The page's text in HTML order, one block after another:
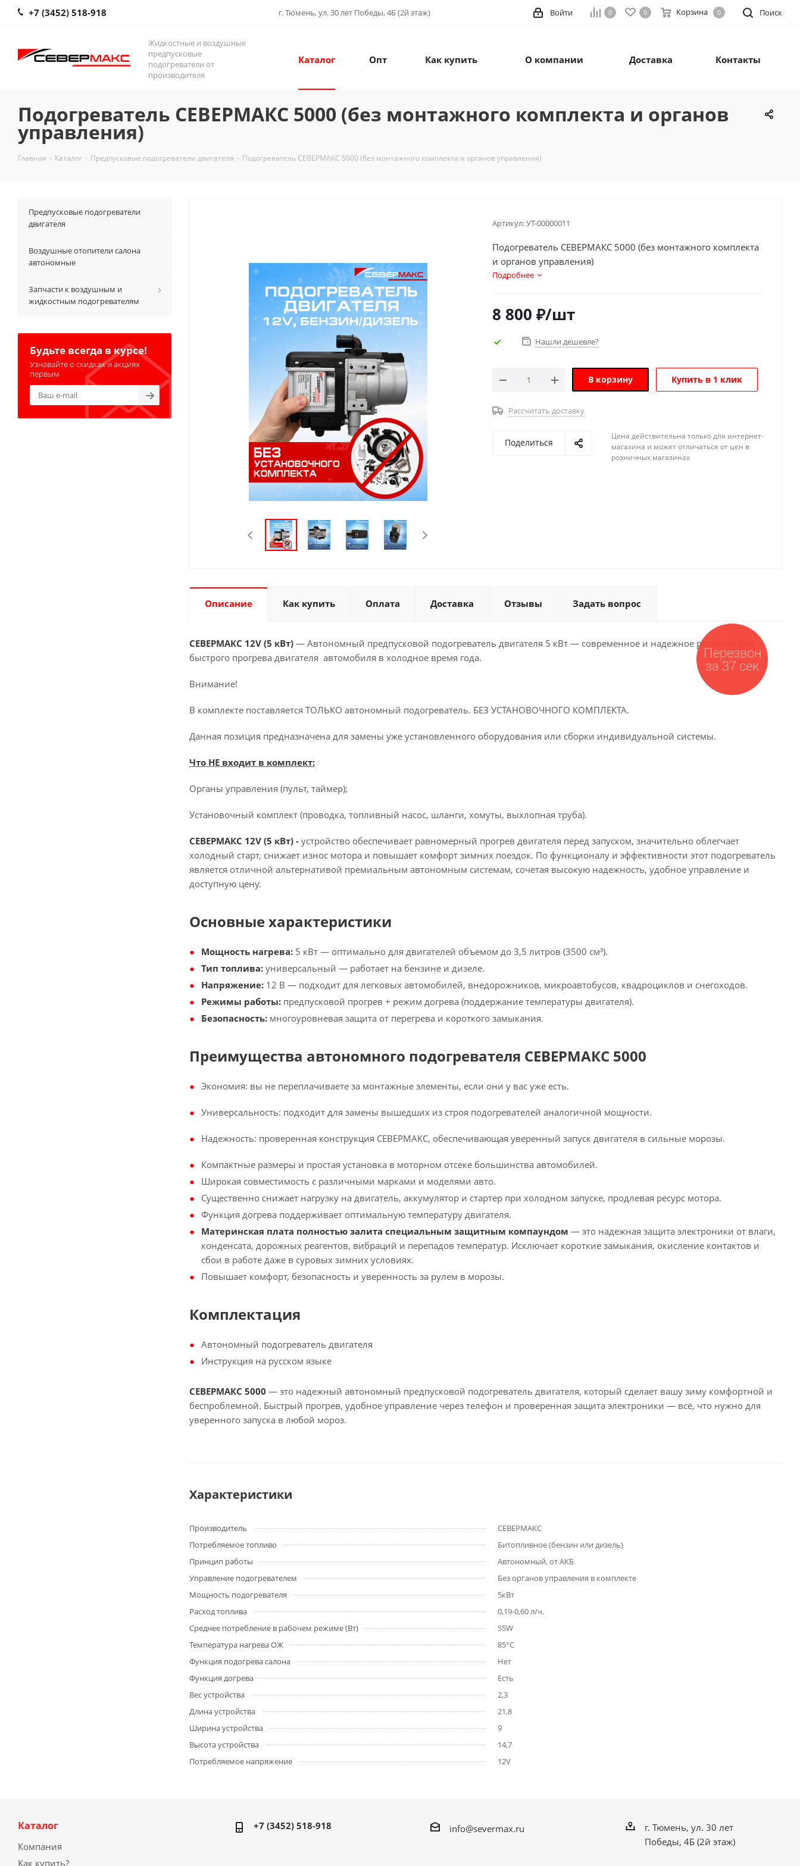
+7 (3452) 518-918 г. Тюмень, ул. 30 лет Победы, 4Б (2й этаж) Поиск
0 0 Корзина 0
Войти
Жидкостные и воздушные
предпусковые
подогреватели от
производителя
Каталог Опт Как купить О компании Доставка Контакты
Подогреватель СЕВЕРМАКС 5000 (без монтажного комплекта и органов
управления)
Главная - Каталог - Предпусковые подогреватели двигателя - Подогреватель СЕВЕРМАКС 5000 (без монтажного комплекта и органов управления)
Артикул:УТ-00000011
Подогреватель СЕВЕРМАКС 5000 (без монтажного комплекта
и органов управления)
Подробнее
8 800 ₽/шт
Нашли дешевле?
В корзину Купить в 1 клик
Рассчитать доставку
Поделиться
Цена действительна только для интернет-
магазина и может отличаться от цен в
розничных магазинах
Описание Как купить Оплата Доставка Отзывы Задать вопрос
СЕВЕРМАКС 12V (5 кВт) — Автономный предпусковой подогреватель двигателя 5 кВт — современное и надежное решение для
быстрого прогрева двигателя автомобиля в холодное время года.
Внимание!
В комплекте поставляется ТОЛЬКО автономный подогреватель. БЕЗ УСТАНОВОЧНОГО КОМПЛЕКТА.
Данная позиция предназначена для замены уже установленного оборудования или сборки индивидуальной системы.
Что НЕ входит в комплект:
Органы управления (пульт, таймер);
Установочный комплект (проводка, топливный насос, шланги, хомуты, выхлопная труба).
СЕВЕРМАКС 12V (5 кВт) - устройство обеспечивает равномерный прогрев двигателя перед запуском, значительно облегчает
холодный старт, снижает износ мотора и повышает комфорт зимних поездок. По функционалу и эффективности этот подогреватель
является отличной альтернативой премиальным автономным системам, сочетая высокую надежность, удобное управление и
доступную цену.
Основные характеристики
Мощность нагрева: 5 кВт — оптимально для двигателей объемом до 3,5 литров (3500 см³).
Тип топлива: универсальный — работает на бензине и дизеле.
Напряжение: 12 В — подходит для легковых автомобилей, внедорожников, микроавтобусов, квадроциклов и снегоходов.
Режимы работы: предпусковой прогрев + режим догрева (поддержание температуры двигателя).
Безопасность: многоуровневая защита от перегрева и короткого замыкания.
Преимущества автономного подогревателя СЕВЕРМАКС 5000
Экономия: вы не переплачиваете за монтажные элементы, если они у вас уже есть.
Универсальность: подходит для замены вышедших из строя подогревателей аналогичной мощности.
Надежность: проверенная конструкция СЕВЕРМАКС, обеспечивающая уверенный запуск двигателя в сильные морозы.
Компактные размеры и простая установка в моторном отсеке большинства автомобилей.
Широкая совместимость с различными марками и моделями авто.
Существенно снижает нагрузку на двигатель, аккумулятор и стартер при холодном запуске, продлевая ресурс мотора.
Функция догрева поддерживает оптимальную температуру двигателя.
Материнская плата полностью залита специальным защитным компаундом — это надежная защита электроники от влаги,
конденсата, дорожных реагентов, вибраций и перепадов температур. Исключает короткие замыкания, окисление контактов и
сбои в работе даже в суровых зимних условиях.
Повышает комфорт, безопасность и уверенность за рулем в морозы.
Комплектация
Автономный подогреватель двигателя
Инструкция на русском языке
СЕВЕРМАКС 5000 — это надежный автономный предпусковой подогреватель двигателя, который сделает вашу зиму комфортной и
беспроблемной. Быстрый прогрев, удобное управление через телефон и проверенная защита электроники — всё, что нужно для
уверенного запуска в любой мороз.
Характеристики
Производитель
СЕВЕРМАКС
Потребляемое топливо
Битопливное (бензин или дизель)
Принцип работы
Автономный, от АКБ
Управление подогревателем
Без органов управления в комплекте
Мощность подогревателя
5кВт
Расход топлива
0,19-0,60 л/ч.
Среднее потребление в рабочем режиме (Вт)
55W
Температура нагрева ОЖ
85°C
Функция подогрева салона
Нет
Функция догрева
Есть
Вес устройства
2,3
Длина устройства
21,8
Ширина устройства
9
Высота устройства
14,7
Потребляемое напряжение
12V
Предпусковые подогреватели
двигателя
Воздушные отопители салона
автономные
Запчасти к воздушным и
жидкостным подогревателям
Будьте всегда в курсе!
Узнавайте о скидках и акциях
первым
Каталог
Компания
Как купить?
+7 (3452) 518-918 info@severmax.ru
г. Тюмень, ул. 30 лет
Победы, 4Б (2й этаж)
Перезвон
за 37 сек